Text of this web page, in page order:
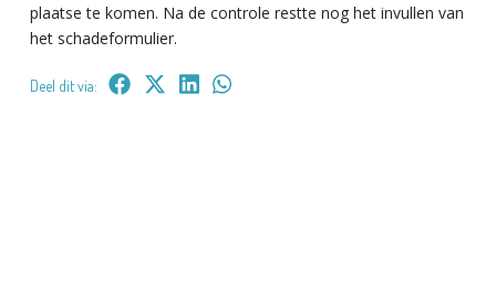
plaatse te komen. Na de controle restte nog het invullen van
het schadeformulier.
Deel dit via: